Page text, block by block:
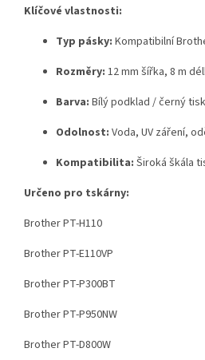
Klíčové vlastnosti:
Typ pásky: Kompatibilní
Rozměry: 12 mm šířka, 8 m
Barva: Bílý podklad / černý tisk
Odolnost: Voda, UV záření,
Kompatibilita: Široká škála
Určeno pro tskárny:
Brother PT-H110
Brother PT-E110VP
Brother PT-P300BT
Brother PT-P950NW
Brother PT-D800W